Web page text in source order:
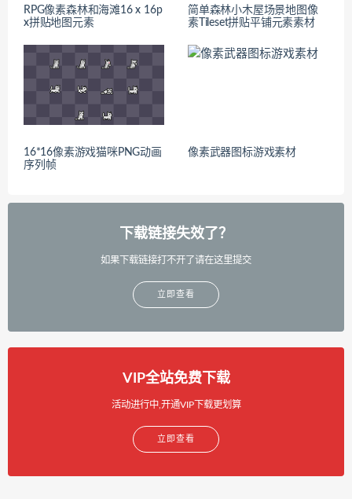
RPG像素森林和海滩16 x 16p
x拼贴地图元素
简单森林小木屋场景地图像
素Tileset拼贴平铺元素素材
16*16像素游戏猫咪PNG动画
序列帧
像素武器图标游戏素材
下载链接失效了？
如果下载链接打不开了请在这里提交
立即查看
VIP全站免费下载
活动进行中,开通VIP下载更划算
立即查看